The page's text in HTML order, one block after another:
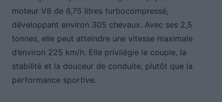
moteur V8 de 6,75 litres turbocompressé,
développant environ 305 chevaux. Avec ses 2,5
tonnes, elle peut atteindre une vitesse maximale
d’environ 225 km/h. Elle privilégie le couple, la
stabilité et la douceur de conduite, plutôt que la
performance sportive.